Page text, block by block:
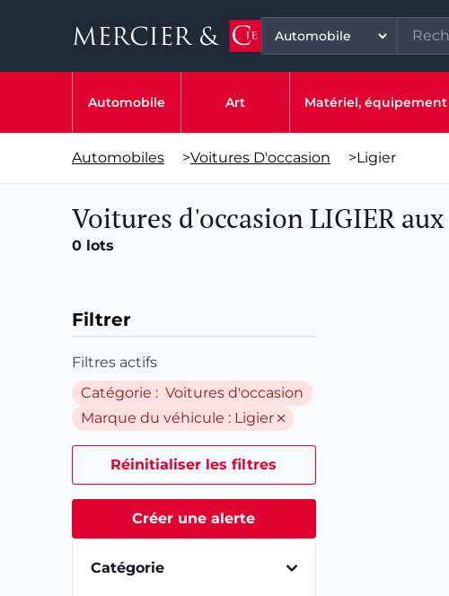
Automobile Art Matériel, équipement
Automobiles >Voitures D'occasion >Ligier
Voitures d'occasion LIGIER
0 lots
Filtrer
Filtres actifs
Catégorie : Voitures d'occasion
Marque du véhicule : Ligier
Réinitialiser les filtres
Créer une alerte
Catégorie